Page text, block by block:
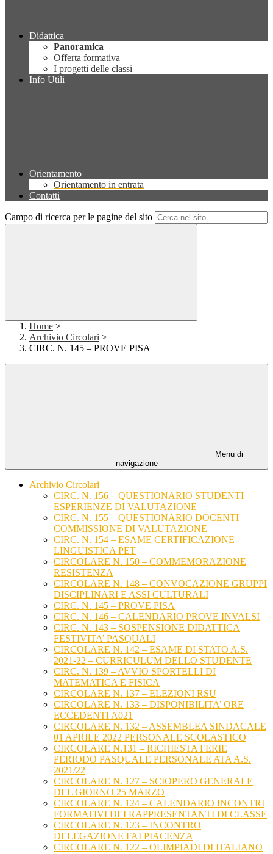
Didattica
Panoramica
Offerta formativa
I progetti delle classi
Info Utili
Orientamento
Orientamento in entrata
Contatti
Campo di ricerca per le pagine del sito
Home >
Archivio Circolari >
CIRC. N. 145 – PROVE PISA
Menu di
navigazione
Archivio Circolari
CIRC. N. 156 – QUESTIONARIO STUDENTI
ESPERIENZE DI VALUTAZIONE
CIRC. N. 155 – QUESTIONARIO DOCENTI
COMMISSIONE DI VALUTAZIONE
CIRC. N. 154 – ESAME CERTIFICAZIONE
LINGUISTICA PET
CIRCOLARE N. 150 – COMMEMORAZIONE
RESISTENZA
CIRCOLARE N. 148 – CONVOCAZIONE GRUPPI
DISCIPLINARI E ASSI CULTURALI
CIRC. N. 145 – PROVE PISA
CIRC. N. 146 – CALENDARIO PROVE INVALSI
CIRC. N. 143 – SOSPENSIONE DIDATTICA
FESTIVITA’ PASQUALI
CIRCOLARE N. 142 – ESAME DI STATO A.S.
2021-22 – CURRICULUM DELLO STUDENTE
CIRC. N. 139 – AVVIO SPORTELLI DI
MATEMATICA E FISICA
CIRCOLARE N. 137 – ELEZIONI RSU
CIRCOLARE N. 133 – DISPONIBILITA’ ORE
ECCEDENTI A021
CIRCOLARE N. 132 – ASSEMBLEA SINDACALE
01 APRILE 2022 PERSONALE SCOLASTICO
CIRCOLARE N.131 – RICHIESTA FERIE
PERIODO PASQUALE PERSONALE ATA A.S.
2021/22
CIRCOLARE N. 127 – SCIOPERO GENERALE
DEL GIORNO 25 MARZO
CIRCOLARE N. 124 – CALENDARIO INCONTRI
FORMATIVI DEI RAPPRESENTANTI DI CLASSE
CIRCOLARE N. 123 – INCONTRO
DELEGAZIONE FAI PIACENZA
CIRCOLARE N. 122 – OLIMPIADI DI ITALIANO